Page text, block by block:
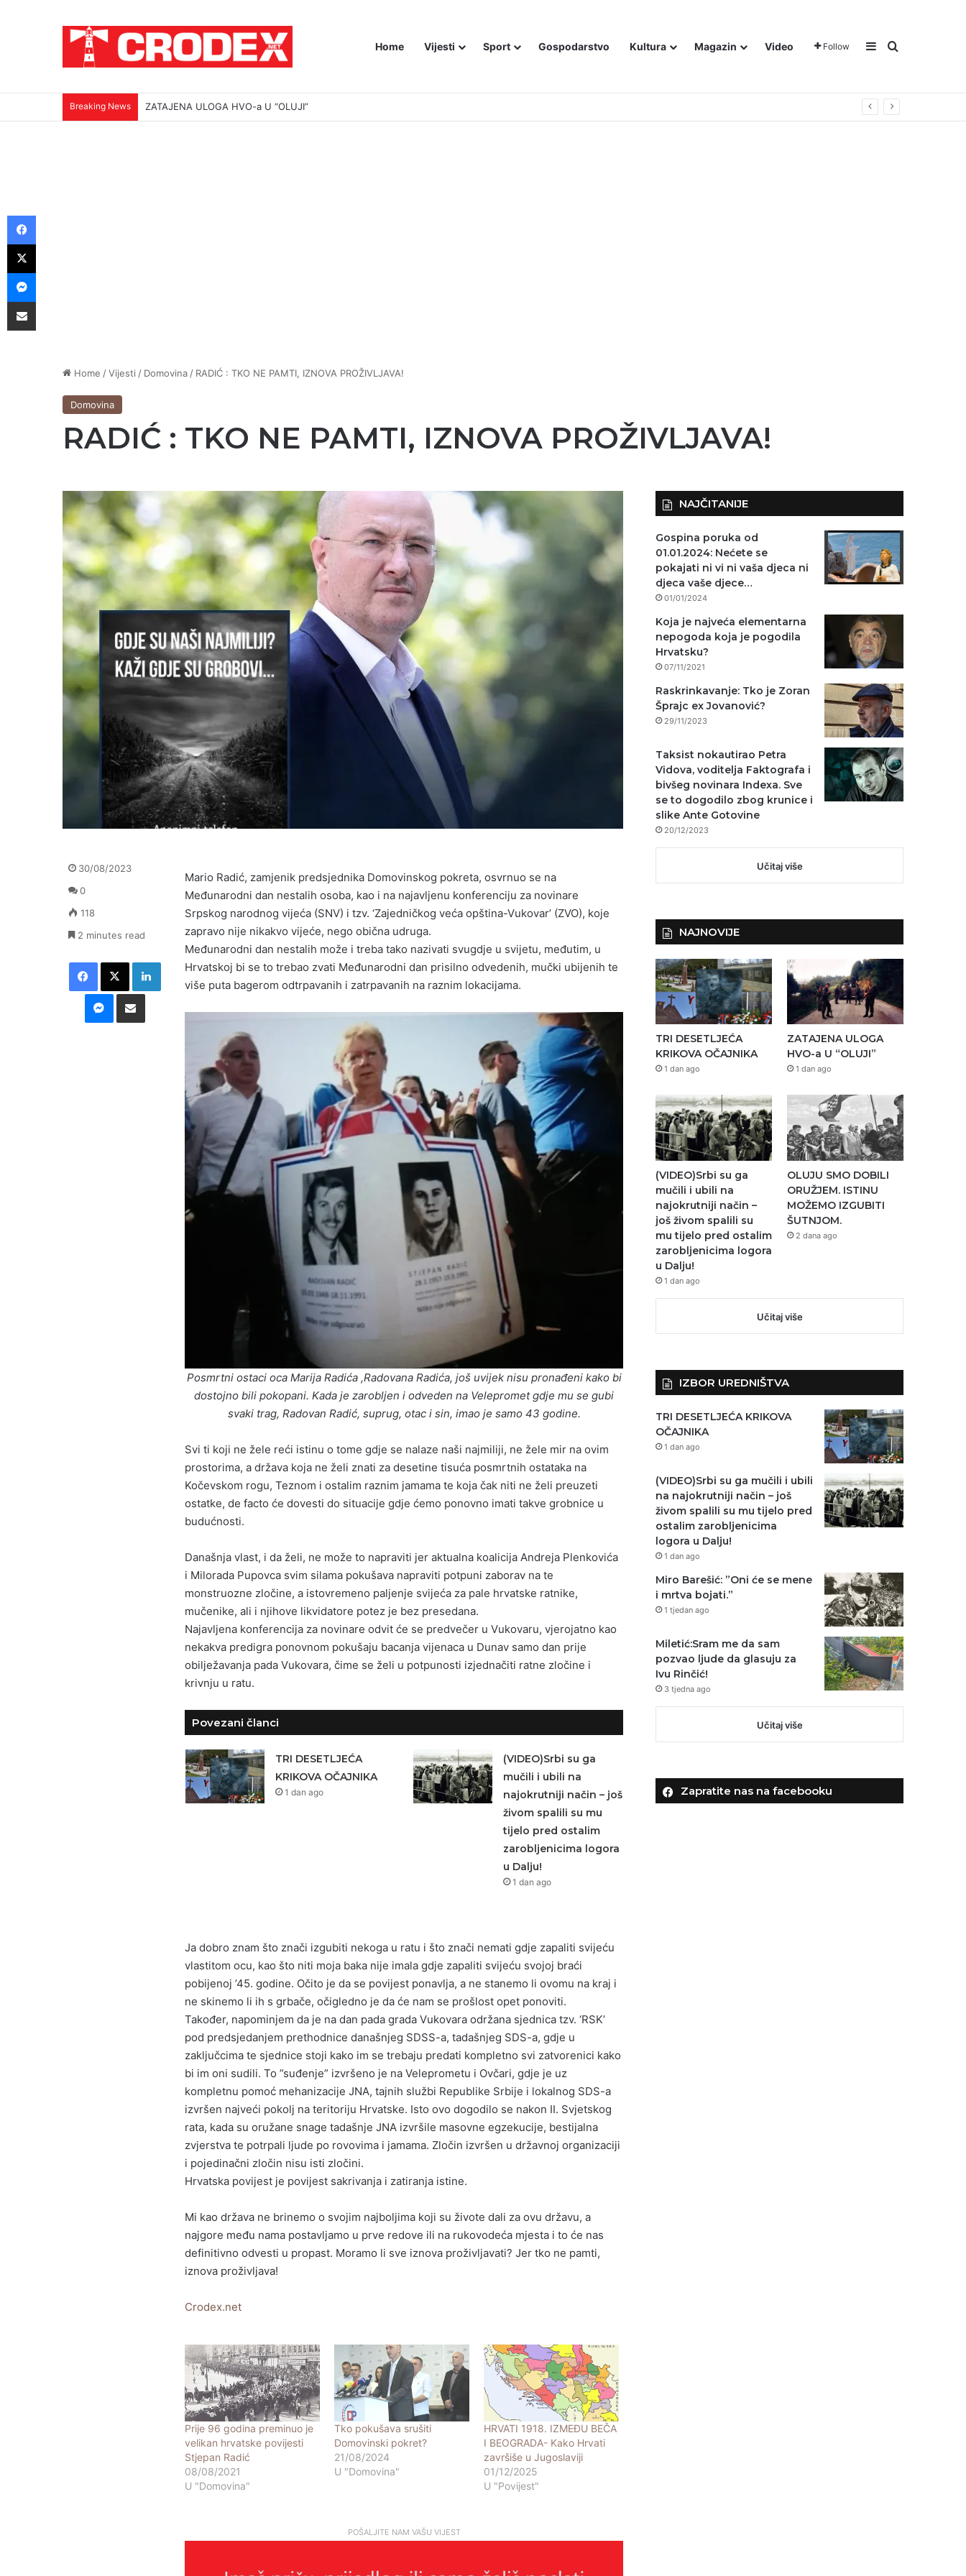
Home Vijesti Sport Gospodarstvo Kultura Magazin Video Follow Sidebar
Traži
Breaking News (VIDEO)Srbi su ga mučili i ubili na najokrutniji način – još živom spalili su mu tijelo pred ostalim zarobljenicima logora u Dalju!
Home /Vijesti / Domovina / RADIĆ : TKO NE PAMTI, IZNOVA PROŽIVLJAVA!
Domovina
RADIĆ : TKO NE PAMTI, IZNOVA PROŽIVLJAVA!
Mario Radić, zamjenik predsjednika Domovinskog pokreta, osvrnuo se na
Međunarodni dan nestalih osoba, kao i na najavljenu konferenciju za novinare
Srpskog narodnog vijeća (SNV) i tzv. ‘Zajedničkog veća opština-Vukovar’ (ZVO), koje
zapravo nije nikakvo vijeće, nego obična udruga.
Međunarodni dan nestalih može i treba tako nazivati svugdje u svijetu, međutim, u
Hrvatskoj bi se to trebao zvati Međunarodni dan prisilno odvedenih, mučki ubijenih te
više puta bagerom odtrpavanih i zatrpavanih na raznim lokacijama.
Posmrtni ostaci oca Marija Radića ,Radovana Radića, još uvijek nisu pronađeni kako bi
dostojno bili pokopani. Kada je zarobljen i odveden na Velepromet gdje mu se gubi
svaki trag, Radovan Radić, suprug, otac i sin, imao je samo 43 godine.
Svi ti koji ne žele reći istinu o tome gdje se nalaze naši najmiliji, ne žele mir na ovim
prostorima, a država koja ne želi znati za desetine tisuća posmrtnih ostataka na
Kočevskom rogu, Teznom i ostalim raznim jamama te koja čak niti ne želi preuzeti
ostatke, de facto će dovesti do situacije gdje ćemo ponovno imati takve grobnice u
budućnosti.
Današnja vlast, i da želi, ne može to napraviti jer aktualna koalicija Andreja Plenkovića
i Milorada Pupovca svim silama pokušava napraviti potpuni zaborav na te
monstruozne zločine, a istovremeno paljenje svijeća za pale hrvatske ratnike,
mučenike, ali i njihove likvidatore potez je bez presedana.
Najavljena konferencija za novinare odvit će se predvečer u Vukovaru, vjerojatno kao
nekakva predigra ponovnom pokušaju bacanja vijenaca u Dunav samo dan prije
obilježavanja pada Vukovara, čime se želi u potpunosti izjednačiti ratne zločine i
krivnju u ratu.
Povezani članci
TRI DESETLJEĆA
KRIKOVA OČAJNIKA
1 dan ago
(VIDEO)Srbi su ga
mučili i ubili na
najokrutniji način – još
živom spalili su mu
tijelo pred ostalim
zarobljenicima logora
u Dalju!
1 dan ago
Ja dobro znam što znači izgubiti nekoga u ratu i što znači nemati gdje zapaliti svijeću
vlastitom ocu, kao što niti moja baka nije imala gdje zapaliti svijeću svojoj braći
pobijenoj ’45. godine. Očito je da se povijest ponavlja, a ne stanemo li ovomu na kraj i
ne skinemo li ih s grbače, očigledno je da će nam se prošlost opet ponoviti.
Također, napominjem da je na dan pada grada Vukovara održana sjednica tzv. ‘RSK’
pod predsjedanjem prethodnice današnjeg SDSS-a, tadašnjeg SDS-a, gdje u
zaključcima te sjednice stoji kako im se trebaju predati kompletno svi zatvorenici kako
bi im oni sudili. To ”suđenje” izvršeno je na Veleprometu i Ovčari, gdje je uz
kompletnu pomoć mehanizacije JNA, tajnih službi Republike Srbije i lokalnog SDS-a
izvršen najveći pokolj na teritoriju Hrvatske. Isto ovo dogodilo se nakon II. Svjetskog
rata, kada su oružane snage tadašnje JNA izvršile masovne egzekucije, bestijalna
zvjerstva te potrpali ljude po rovovima i jamama. Zločin izvršen u državnoj organizaciji
i pojedinačni zločin nisu isti zločini.
Hrvatska povijest je povijest sakrivanja i zatiranja istine.
Mi kao država ne brinemo o svojim najboljima koji su živote dali za ovu državu, a
najgore među nama postavljamo u prve redove ili na rukovodeća mjesta i to će nas
definitivno odvesti u propast. Moramo li sve iznova proživljavati? Jer tko ne pamti,
iznova proživljava!
Crodex.net
Prije 96 godina preminuo je
velikan hrvatske povijesti
Stjepan Radić
08/08/2021
U "Domovina"
Tko pokušava srušiti
Domovinski pokret?
21/08/2024
U "Domovina"
HRVATI 1918. IZMEĐU BEČA
I BEOGRADA- Kako Hrvati
završiše u Jugoslaviji
01/12/2025
U "Povijest"
POŠALJITE NAM VAŠU VIJEST
30/08/2023
0
118
2 minutes read
Facebook
X LinkedIn
Messenger
Podijeli putem E-maila
NAJČITANIJE
Gospina poruka od
01.01.2024: Nećete se
pokajati ni vi ni vaša djeca ni
djeca vaše djece…
01/01/2024
Koja je najveća elementarna
nepogoda koja je pogodila
Hrvatsku?
07/11/2021
Raskrinkavanje: Tko je Zoran
Šprajc ex Jovanović?
29/11/2023
Taksist nokautirao Petra
Vidova, voditelja Faktografa i
bivšeg novinara Indexa. Sve
se to dogodilo zbog krunice i
slike Ante Gotovine
20/12/2023
Učitaj više
NAJNOVIJE
TRI DESETLJEĆA
KRIKOVA OČAJNIKA
1 dan ago
ZATAJENA ULOGA
HVO-a U “OLUJI”
1 dan ago
(VIDEO)Srbi su ga
mučili i ubili na
najokrutniji način –
još živom spalili su
mu tijelo pred ostalim
zarobljenicima logora
u Dalju!
1 dan ago
OLUJU SMO DOBILI
ORUŽJEM. ISTINU
MOŽEMO IZGUBITI
ŠUTNJOM.
2 dana ago
Učitaj više
IZBOR UREDNIŠTVA
TRI DESETLJEĆA KRIKOVA
OČAJNIKA
1 dan ago
(VIDEO)Srbi su ga mučili i ubili
na najokrutniji način – još
živom spalili su mu tijelo pred
ostalim zarobljenicima
logora u Dalju!
1 dan ago
Miro Barešić: ”Oni će se mene
i mrtva bojati.”
1 tjedan ago
Miletić:Sram me da sam
pozvao ljude da glasuju za
Ivu Rinčić!
3 tjedna ago
Učitaj više
Zapratite nas na facebooku
Facebook
X
Messenger
Podijeli putem E-maila